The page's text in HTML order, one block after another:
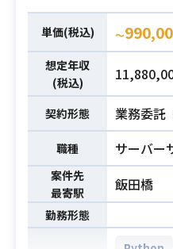
必須スキル
・バック
上
・Ruby
・設計フ
・SPAの
・AWSの
・アーキ
・自ら積
業務内容
これまで
おりまし
画してお
事業を推
制をしっ
ておりま
事業を躍
元、現状
上で開発
て行動に
開発のバ
業務内容
スの信頼
最新のシ
技術検証
システム
て頂きま
・DB監
グ収集、
・DB構
・DB関連
・積極的
システム
単価(税込) 〜
想定年収
(税込)
契約形態 業務委託
職種 サーバー
案件先
最寄駅
飯田橋
勤務形態